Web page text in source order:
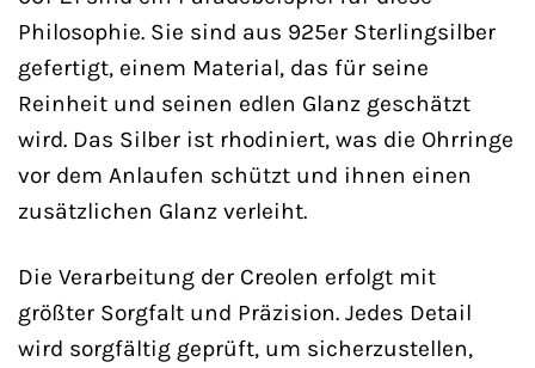
Philosophie. Sie sind aus 925er Sterlingsilber
gefertigt, einem Material, das für seine
Reinheit und seinen edlen Glanz geschätzt
wird. Das Silber ist rhodiniert, was die Ohrringe
vor dem Anlaufen schützt und ihnen einen
zusätzlichen Glanz verleiht.
Die Verarbeitung der Creolen erfolgt mit
größter Sorgfalt und Präzision. Jedes Detail
wird sorgfältig geprüft, um sicherzustellen,